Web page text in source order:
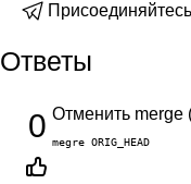
Ответы
0 Отменить merge
megre ORIG_HEAD